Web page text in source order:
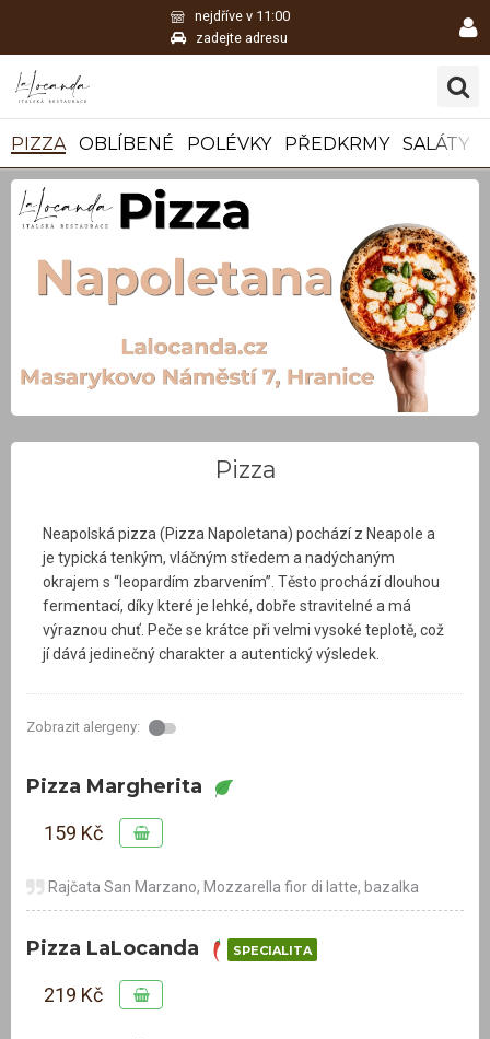
nejdříve v 11:00
zadejte adresu
PIZZA OBLÍBENÉ POLÉVKY PŘEDKRMY SALÁTY
Pizza
Neapolská pizza (Pizza Napoletana) pochází z Neapole a
je typická tenkým, vláčným středem a nadýchaným
okrajem s “leopardím zbarvením”. Těsto prochází dlouhou
fermentací, díky které je lehké, dobře stravitelné a má
výraznou chuť. Peče se krátce při velmi vysoké teplotě, což
jí dává jedinečný charakter a autentický výsledek.
Zobrazit alergeny:
Pizza Margherita
159 Kč
Rajčata San Marzano, Mozzarella fior di latte, bazalka
Pizza LaLocanda SPECIALITA
219 Kč